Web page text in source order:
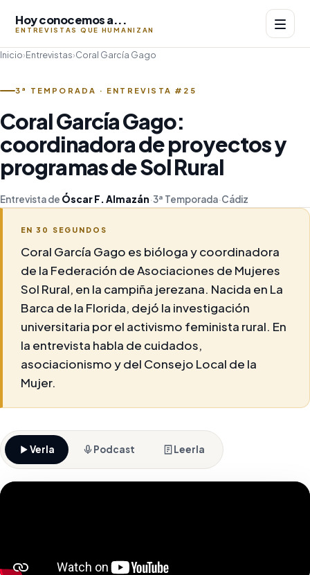
Hoy conocemos a...
ENTREVISTAS QUE HUMANIZAN
Inicio›Entrevistas›Coral García Gago
3ª TEMPORADA · ENTREVISTA #25
Coral García Gago:
coordinadora de proyectos y
programas de Sol Rural
Entrevista de Óscar F. Almazán·3ª Temporada·Cádiz
EN 30 SEGUNDOS
Coral García Gago es bióloga y coordinadora
de la Federación de Asociaciones de Mujeres
Sol Rural, en la campiña jerezana. Nacida en La
Barca de la Florida, dejó la investigación
universitaria por el activismo feminista rural. En
la entrevista habla de cuidados,
asociacionismo y del Consejo Local de la
Mujer.
Verla Podcast Leerla